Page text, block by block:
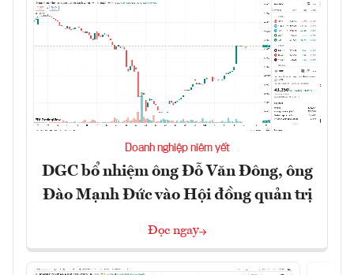
Doanh nghiệp niêm yết
DGC bổ nhiệm ông Đỗ Văn Đông, ông
Đào Mạnh Đức vào Hội đồng quản trị
Đọc ngay